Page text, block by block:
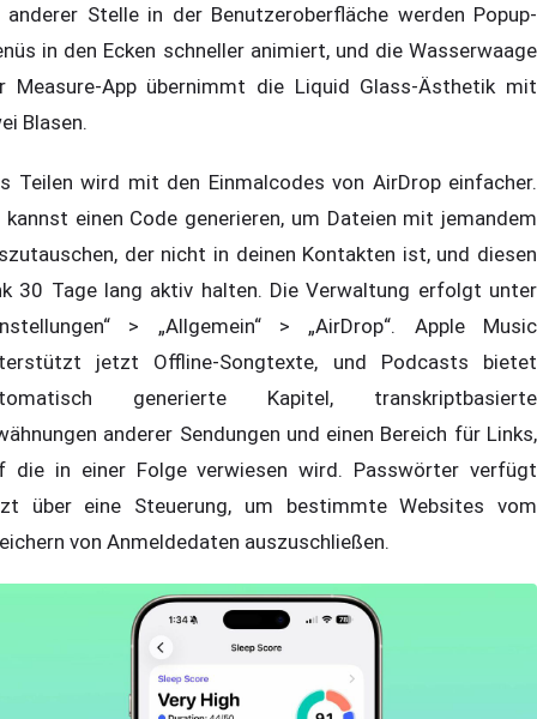
anderer Stelle in der Benutzeroberfläche werden Popup-
in den Ecken schneller animiert, und die Wasserwaage
Measure-App übernimmt die Liquid Glass-Ästhetik mit
Blasen.
Teilen wird mit den Einmalcodes von AirDrop einfacher.
kannst einen Code generieren, um Dateien mit jemandem
der nicht in deinen Kontakten ist, und diesen
30 Tage lang aktiv halten. Die Verwaltung erfolgt unter
> „Allgemein“ > „AirDrop“. Apple Music
jetzt Offline-Songtexte, und Podcasts bietet
generierte Kapitel, transkriptbasierte
anderer Sendungen und einen Bereich für Links,
die in einer Folge verwiesen wird. Passwörter verfügt
über eine Steuerung, um bestimmte Websites vom
von Anmeldedaten auszuschließen.